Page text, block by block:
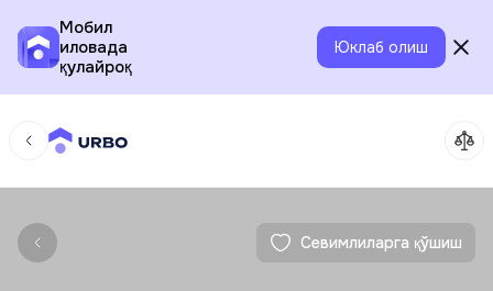
Мобил
иловада
қулайроқ
Юклаб олиш
Севимлиларга қўшиш